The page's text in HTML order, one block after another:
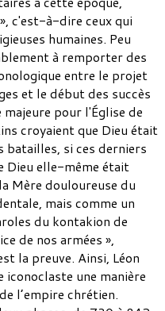
c'est-à-dire ceux qui
humaines. Peu
à remporter des
entre le projet
et le début des succès
pour l'Église de
croyaient que Dieu était
batailles, si ces derniers
Dieu elle-même était
Mère douloureuse du
mais comme un
du kontakion de
de nos armées »,
la preuve. Ainsi, Léon
une manière
l’empire chrétien.